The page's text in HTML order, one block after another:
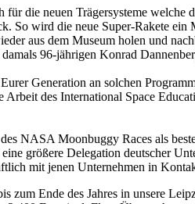
für die neuen Trägersysteme
So wird die neue Super-Rakete
aus dem Museum holen und
96-jährigen Konrad
Generation an solchen
Arbeit des International Space
NASA Moonbuggy Races als
größere Delegation deutscher
mit jenen Unternehmen in
zum Ende des Jahres in unsere